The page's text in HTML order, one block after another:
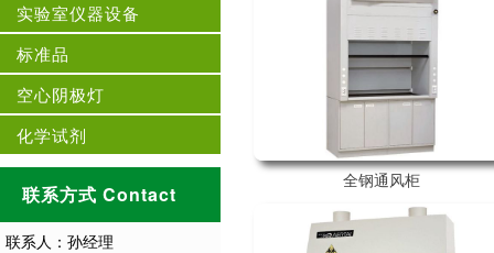
实验室仪器设备
标准品
空心阴极灯
化学试剂
联系方式 Contact
联系人：孙经理
全钢通风柜